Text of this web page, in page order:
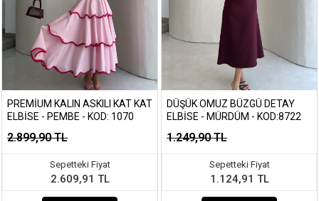
PREMIUM KALIN ASKILI KAT KAT
ELBISE - PEMBE - KOD: 1070
2.899,90 TL
Sepetteki Fiyat
2.609,91 TL
DÜŞÜK OMUZ BÜZGÜ DETAY
ELBISE - MÜRDÜM - KOD:8722
1.249,90 TL
Sepetteki Fiyat
1.124,91 TL